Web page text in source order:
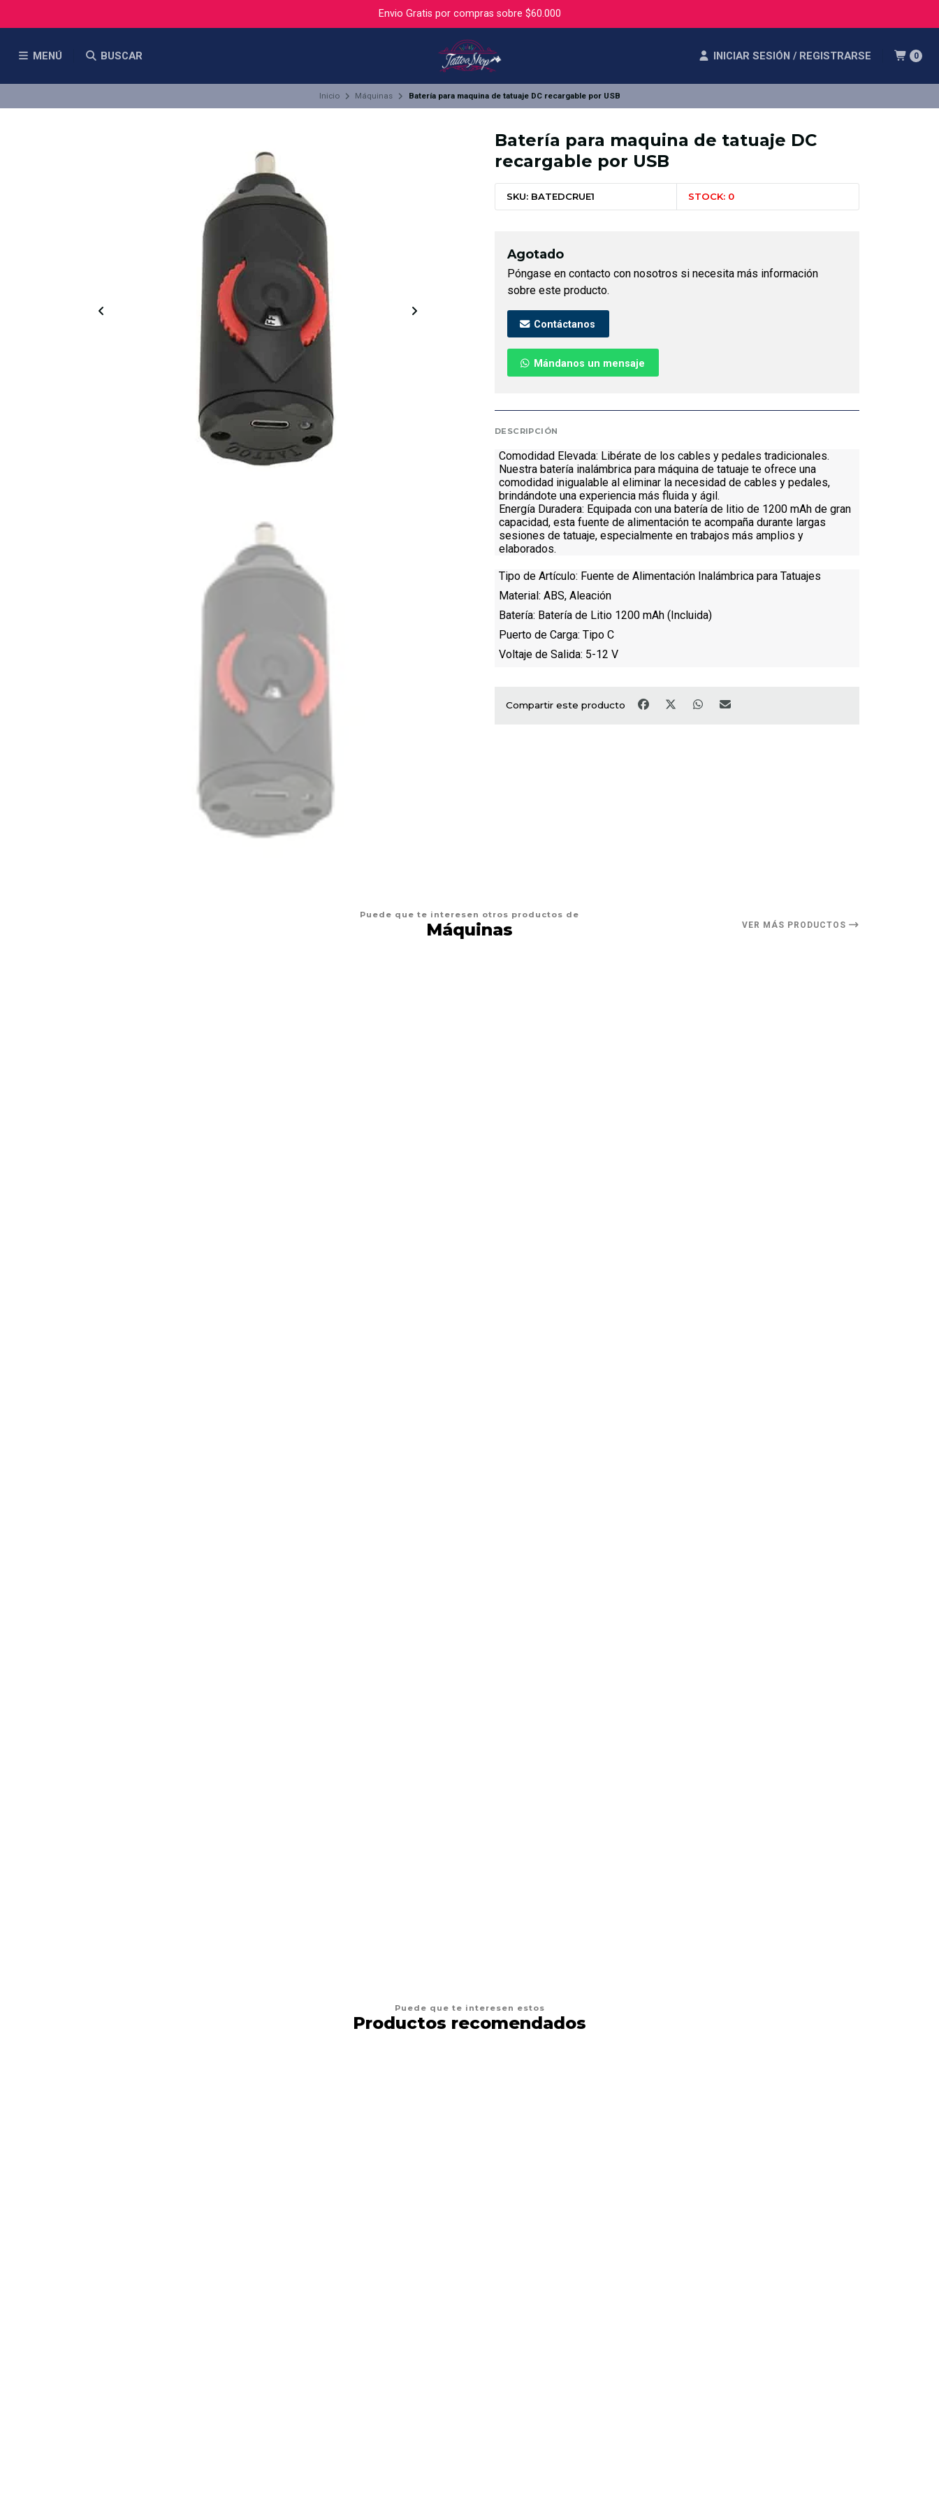
MENÚ BUSCAR INICIAR SESIÓN / REGISTRARSE 0
Envio Gratis por compras sobre $60.000
Inicio Máquinas Batería para maquina de tatuaje DC recargable por USB
Batería para maquina de tatuaje DC
recargable por USB
SKU: BATEDCRUE1 STOCK: 0
Agotado
Póngase en contacto con nosotros si necesita más información
sobre este producto.
Contáctanos
Mándanos un mensaje
DESCRIPCIÓN
Comodidad Elevada: Libérate de los cables y pedales tradicionales.
Nuestra batería inalámbrica para máquina de tatuaje te ofrece una
comodidad inigualable al eliminar la necesidad de cables y pedales,
brindándote una experiencia más fluida y ágil.
Energía Duradera: Equipada con una batería de litio de 1200 mAh de gran
capacidad, esta fuente de alimentación te acompaña durante largas
sesiones de tatuaje, especialmente en trabajos más amplios y
elaborados.
Tipo de Artículo: Fuente de Alimentación Inalámbrica para Tatuajes
Material: ABS, Aleación
Batería: Batería de Litio 1200 mAh (Incluida)
Puerto de Carga: Tipo C
Voltaje de Salida: 5-12 V
Compartir este producto
Puede que te interesen otros productos de
Máquinas VER MÁS PRODUCTOS
Puede que te interesen estos
Productos recomendados